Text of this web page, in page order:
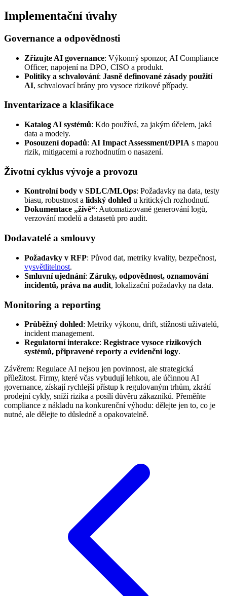
Implementační úvahy
Governance a odpovědnosti
Zřizujte AI governance: Výkonný sponzor, AI Compliance
Officer, napojení na DPO, CISO a produkt.
Politiky a schvalování: Jasně definované zásady použití
AI, schvalovací brány pro vysoce rizikové případy.
Inventarizace a klasifikace
Katalog AI systémů: Kdo používá, za jakým účelem, jaká
data a modely.
Posouzení dopadů: AI Impact Assessment/DPIA s mapou
rizik, mitigacemi a rozhodnutím o nasazení.
Životní cyklus vývoje a provozu
Kontrolní body v SDLC/MLOps: Požadavky na data, testy
biasu, robustnost a lidský dohled u kritických rozhodnutí.
Dokumentace „živě“: Automatizované generování logů,
verzování modelů a datasetů pro audit.
Dodavatelé a smlouvy
Požadavky v RFP: Původ dat, metriky kvality, bezpečnost,
vysvětlitelnost.
Smluvní ujednání: Záruky, odpovědnost, oznamování
incidentů, práva na audit, lokalizační požadavky na data.
Monitoring a reporting
Průběžný dohled: Metriky výkonu, drift, stížnosti uživatelů,
incident management.
Regulatorní interakce: Registrace vysoce rizikových
systémů, připravené reporty a evidenční logy.
Závěrem: Regulace AI nejsou jen povinnost, ale strategická
příležitost. Firmy, které včas vybudují lehkou, ale účinnou AI
governance, získají rychlejší přístup k regulovaným trhům, zkrátí
prodejní cykly, sníží rizika a posílí důvěru zákazníků. Přeměňte
compliance z nákladu na konkurenční výhodu: dělejte jen to, co je
nutné, ale dělejte to důsledně a opakovatelně.